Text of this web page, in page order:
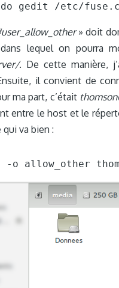
gedit /etc/
» doit
lequel on pourra
. De cette manière,
il convient de
ma part, c’était
entre le host et le
va bien :
-o allow_other